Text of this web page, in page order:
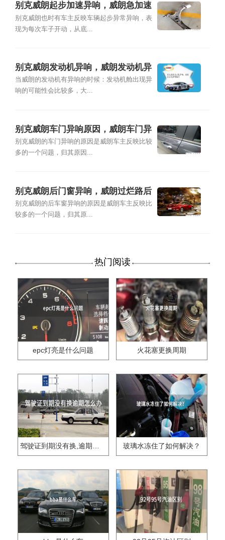
别克威朗起步加速异响，威朗急加速
有异响
别克威朗也时有车主反映车辆起步异常异响，表
现为每次车子开动，从底...
别克威朗发动机异响，威朗发动机异
响解决
当威朗的发动机有异响的时候：发动机舱出现异
响的可能性会比较多，大...
别克威朗车门异响原因，威朗车门异
响解决方法
别克威朗的车门异响的原因是威朗车主反映比较
多的一个问题，归其原因...
别克威朗后门窗异响，威朗过烂路后
面有异响
别克威朗的后车窗异响的原因是威朗车主反映比
较多的一个问题，归其原...
热门阅读
epc灯亮是什么问题 火花塞更换周期
驾驶证到期没有换,逾期怎么办?? 玻璃水冻住了如何解决？